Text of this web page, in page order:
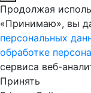
Продолжая
«Принимаю», вы
персональных
обработке
сервиса веб-
Принять